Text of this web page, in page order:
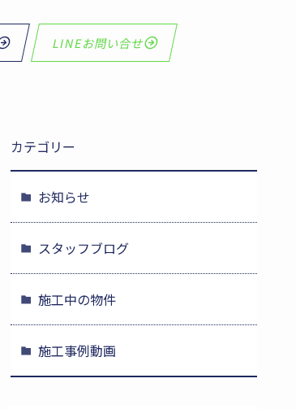
LINEお問い合せ
カテゴリー
お知らせ
スタッフブログ
施工中の物件
施工事例動画